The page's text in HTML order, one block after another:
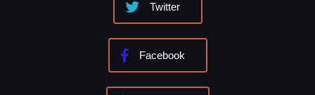
Twitter
Facebook